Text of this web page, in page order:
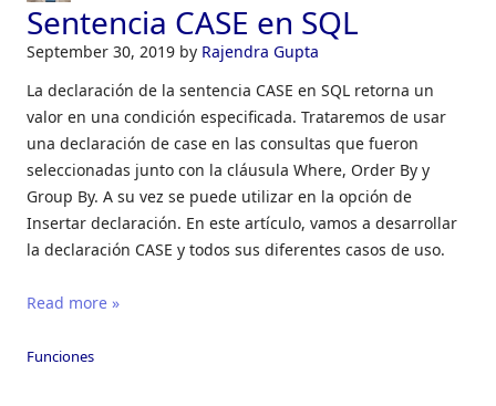
Sentencia CASE en SQL
September 30, 2019 by Rajendra Gupta
La declaración de la sentencia CASE en SQL retorna un
valor en una condición especificada. Trataremos de usar
una declaración de case en las consultas que fueron
seleccionadas junto con la cláusula Where, Order By y
Group By. A su vez se puede utilizar en la opción de
Insertar declaración. En este artículo, vamos a desarrollar
la declaración CASE y todos sus diferentes casos de uso.
Read more »
Funciones